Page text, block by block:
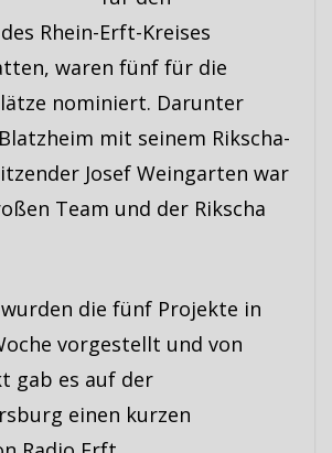
Rhein-Erft-Kreises
waren fünf für die
nominiert. Darunter
mit seinem Rikscha-
Josef Weingarten war
Team und der Rikscha
die fünf Projekte in
vorgestellt und von
gab es auf der
einen kurzen